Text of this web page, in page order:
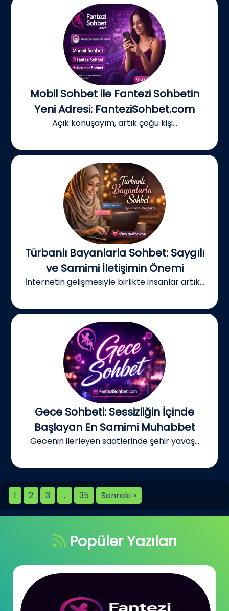
Mobil Sohbet ile Fantezi Sohbetin
Yeni Adresi: FanteziSohbet.com
Açık konuşayım, artık çoğu kişi...
Türbanlı Bayanlarla Sohbet: Saygılı
ve Samimi İletişimin Önemi
İnternetin gelişmesiyle birlikte insanlar artık...
Gece Sohbeti: Sessizliğin İçinde
Başlayan En Samimi Muhabbet
Gecenin ilerleyen saatlerinde şehir yavaş...
1 2 3 … 35 Sonraki »
Popüler Yazıları